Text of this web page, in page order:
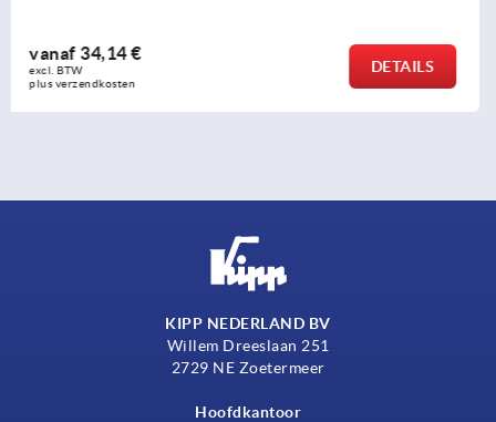
vanaf6,86 €
excl. BTW
plus verzendkosten
DETAILS
KIPP NEDERLAND BV
Willem Dreeslaan 251
2729 NE Zoetermeer
Hoofdkantoor